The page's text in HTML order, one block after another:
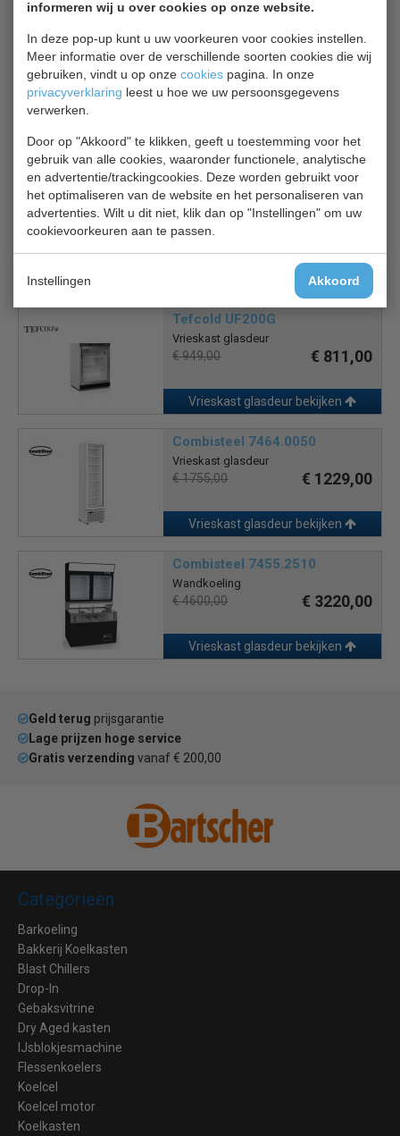
informeren wij u over cookies op onze website.
In deze pop-up kunt u uw voorkeuren voor cookies instellen.
Meer informatie over de verschillende soorten cookies die wij
gebruiken, vindt u op onze cookies pagina. In onze
privacyverklaring leest u hoe we uw persoonsgegevens
verwerken.
Door op "Akkoord" te klikken, geeft u toestemming voor het
gebruik van alle cookies, waaronder functionele, analytische
en advertentie/trackingcookies. Deze worden gebruikt voor
het optimaliseren van de website en het personaliseren van
advertenties. Wilt u dit niet, klik dan op "Instellingen" om uw
cookievoorkeuren aan te passen.
Instellingen Akkoord
de Tefcold displayvrieskast is de ideale oplossing voor uw
bevroren producten. Bestel vandaag nog en ervaar de
efficiëntie en betrouwbaarheid van Tefcold.
Is dit iets voor jou?
Bartscher TKS90
Vrieskast glasdeur
€ 1049,00
Vrieskast glasdeur bekijken
Tefcold UF200G
Vrieskast glasdeur
€ 949,00 € 811,00
Vrieskast glasdeur bekijken
Combisteel 7464.0050
Vrieskast glasdeur
€ 1755,00 € 1229,00
Vrieskast glasdeur bekijken
Combisteel 7455.2510
Wandkoeling
€ 4600,00 € 3220,00
Vrieskast glasdeur bekijken
Geld terug prijsgarantie
Lage prijzen hoge service
Gratis verzending vanaf € 200,00
Categorieën
Barkoeling
Bakkerij Koelkasten
Blast Chillers
Drop-In
Gebaksvitrine
Dry Aged kasten
IJsblokjesmachine
Flessenkoelers
Koelcel
Koelcel motor
Koelkasten